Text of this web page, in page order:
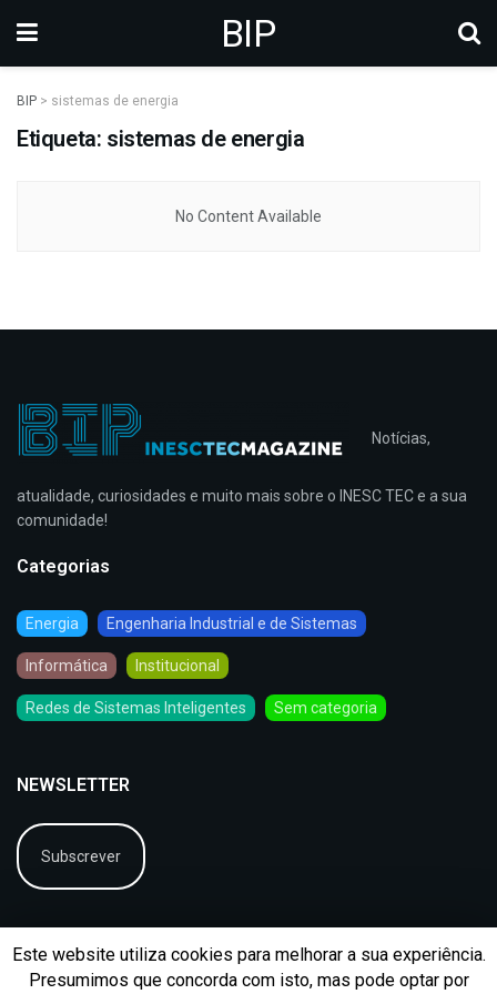
BIP
BIP > sistemas de energia
Etiqueta: sistemas de energia
No Content Available
Notícias,
atualidade, curiosidades e muito mais sobre o INESC TEC e a sua
comunidade!
Categorias
Energia Engenharia Industrial e de Sistemas
Informática Institucional
Redes de Sistemas Inteligentes Sem categoria
NEWSLETTER
Subscrever
Este website utiliza cookies para melhorar a sua experiência.
Presumimos que concorda com isto, mas pode optar por